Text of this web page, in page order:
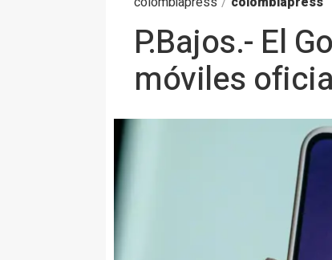
P.Bajos.- El
móviles